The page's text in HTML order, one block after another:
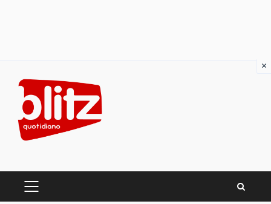
content
PRIMARY
×